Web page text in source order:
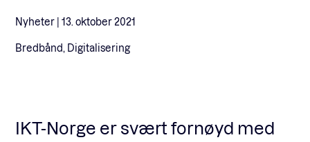
English
Medlemskap
Nyheter | 13. oktober 2021
Bredbånd, Digitalisering
IKT-Norge er svært fornøyd med